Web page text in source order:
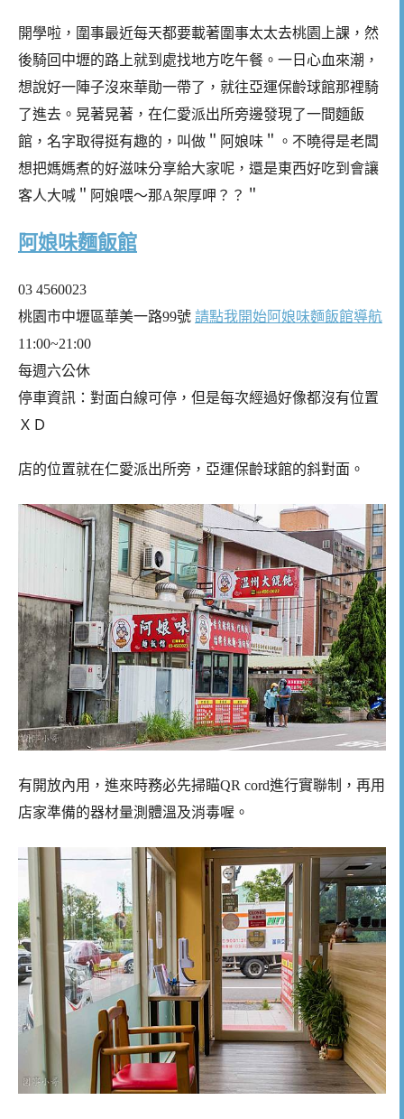
開學啦，圍事最近每天都要載著圍事太太去桃園上課，然
後騎回中壢的路上就到處找地方吃午餐。一日心血來潮，
想說好一陣子沒來華勛一帶了，就往亞運保齡球館那裡騎
了進去。晃著晃著，在仁愛派出所旁邊發現了一間麵飯
館，名字取得挺有趣的，叫做＂阿娘味＂。不曉得是老闆
想把媽媽煮的好滋味分享給大家呢，還是東西好吃到會讓
客人大喊＂阿娘喂～那A架厚呷？？＂
阿娘味麵飯館
03 4560023
桃園市中壢區華美一路99號 請點我開始阿娘味麵飯館導航
11:00~21:00
每週六公休
停車資訊：對面白線可停，但是每次經過好像都沒有位置
ＸＤ
店的位置就在仁愛派出所旁，亞運保齡球館的斜對面。
有開放內用，進來時務必先掃瞄QR cord進行實聯制，再用
店家準備的器材量測體溫及消毒喔。